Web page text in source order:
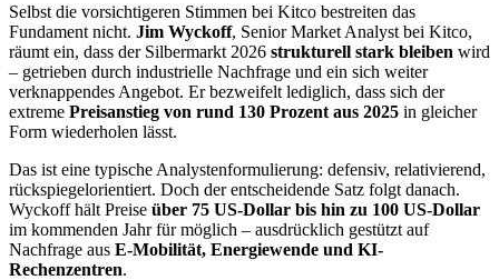
Selbst die vorsichtigeren Stimmen bei Kitco bestreiten das
Fundament nicht. Jim Wyckoff, Senior Market Analyst bei Kitco,
räumt ein, dass der Silbermarkt 2026 strukturell stark bleiben wird
– getrieben durch industrielle Nachfrage und ein sich weiter
verknappendes Angebot. Er bezweifelt lediglich, dass sich der
extreme Preisanstieg von rund 130 Prozent aus 2025 in gleicher
Form wiederholen lässt.
Das ist eine typische Analystenformulierung: defensiv, relativierend,
rückspiegelorientiert. Doch der entscheidende Satz folgt danach.
Wyckoff hält Preise über 75 US-Dollar bis hin zu 100 US-Dollar
im kommenden Jahr für möglich – ausdrücklich gestützt auf
Nachfrage aus E-Mobilität, Energiewende und KI-
Rechenzentren.